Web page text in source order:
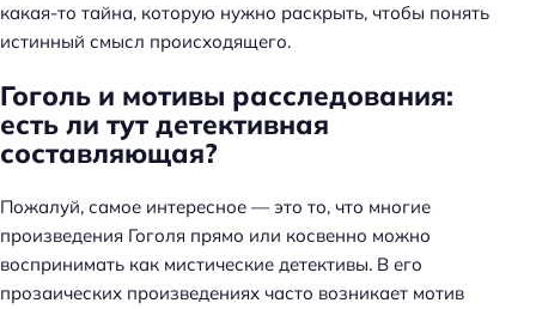
какая-то тайна, которую нужно раскрыть, чтобы понять
истинный смысл происходящего.
Гоголь и мотивы расследования:
есть ли тут детективная
составляющая?
Пожалуй, самое интересное — это то, что многие
произведения Гоголя прямо или косвенно можно
воспринимать как мистические детективы. В его
прозаических произведениях часто возникает мотив